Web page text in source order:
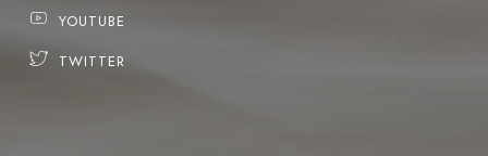
YOUTUBE
TWITTER